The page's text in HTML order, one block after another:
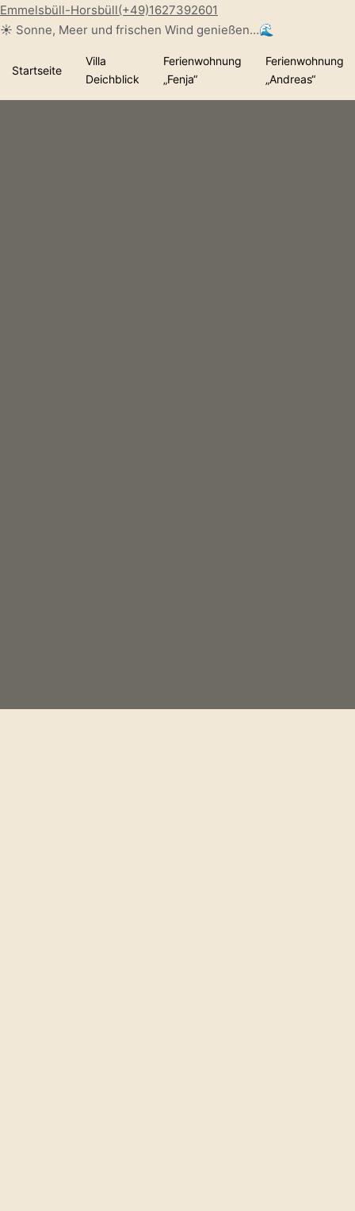
Emmelsbüll-Horsbüll(+49)1627392601
☀️ Sonne, Meer und frischen Wind genießen…🌊
Startseite
Villa
Deichblick
Ferienwohnung
„Fenja“
Ferienwohnung
„Andreas“